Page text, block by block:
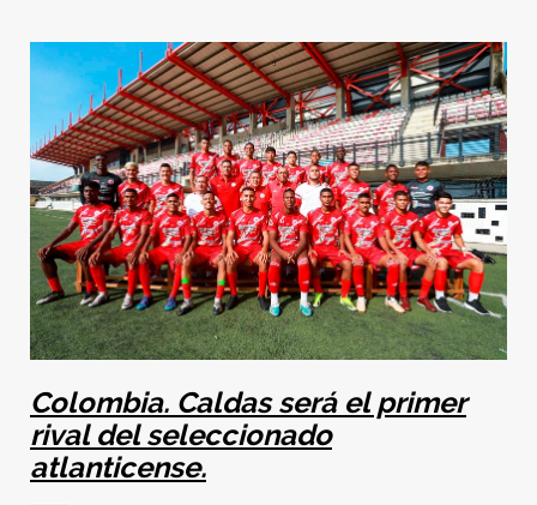
Colombia. Caldas será el primer
rival del seleccionado
atlanticense.